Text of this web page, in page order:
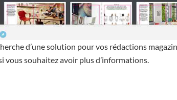
d’une solution pour vos rédactions
vous souhaitez avoir plus d’informations.